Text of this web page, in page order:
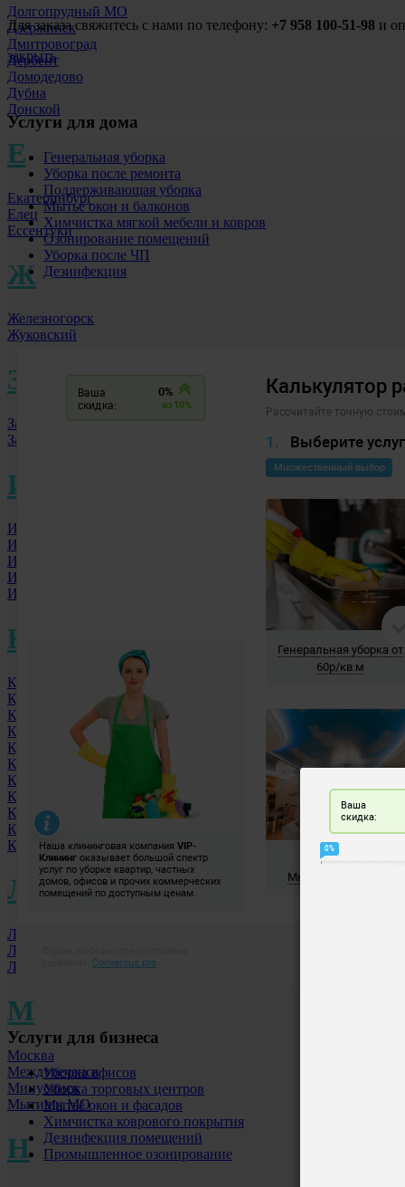
Долгопрудный МО
Дзержинск
Дмитровоград
Дербент
Домодедово
Дубна
Донской
Е
Екатеринбург
Елец
Ессентуки
Ж
Железногорск
Жуковский
З
Заринск
Заречный
И
Ижевск
Иркутск
Иваново
Ишим
Искитим
К
Кемерово
Курск
Казань
Калуга
Курган
Краснодар
Красногорск
Киров
Калининград
Коломна МО
Королев МО
Л
Лобня МО
Люберцы
Ленинск-Кузнецкий
М
Москва
Междуреченск
Минусинск
Мытищи МО
Н
Для заказа свяжитесь с нами по телефону: +7 958 100-51-98 и
закрыть
Услуги для дома
Генеральная уборка
Уборка после ремонта
Поддерживающая уборка
Мытьё окон и балконов
Химчистка мягкой мебели и ковров
Озонирование помещений
Уборка после ЧП
Дезинфекция
Услуги для бизнеса
Уборка офисов
Уборка торговых центров
Мытьё окон и фасадов
Химчистка коврового покрытия
Дезинфекция помещений
Промышленное озонирование